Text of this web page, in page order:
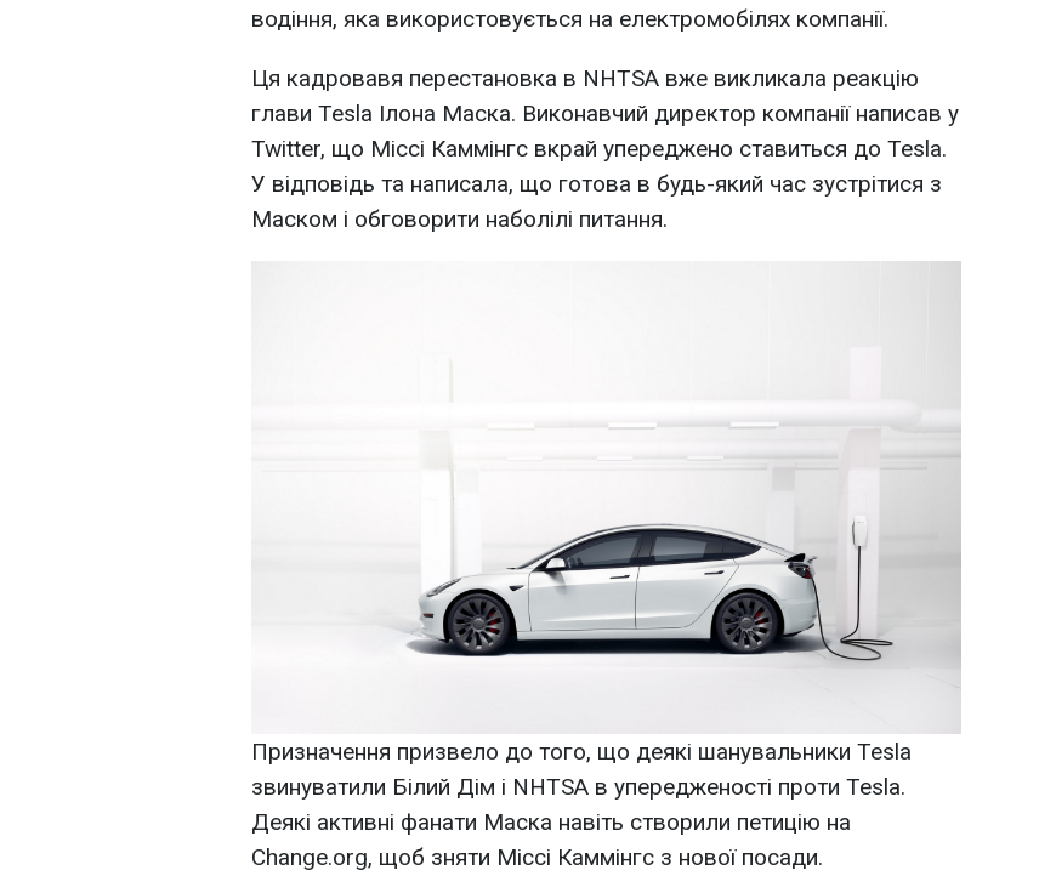
водіння, яка використовується на електромобілях компанії.
Ця кадровавя перестановка в NHTSA вже викликала реакцію
глави Tesla Ілона Маска. Виконавчий директор компанії написав у
Twitter, що Міссі Каммінгс вкрай упереджено ставиться до Tesla.
У відповідь та написала, що готова в будь-який час зустрітися з
Маском і обговорити наболілі питання.
Призначення призвело до того, що деякі шанувальники Tesla
звинуватили Білий Дім і NHTSA в упередженості проти Tesla.
Деякі активні фанати Маска навіть створили петицію на
Change.org, щоб зняти Міссі Каммінгс з нової посади.